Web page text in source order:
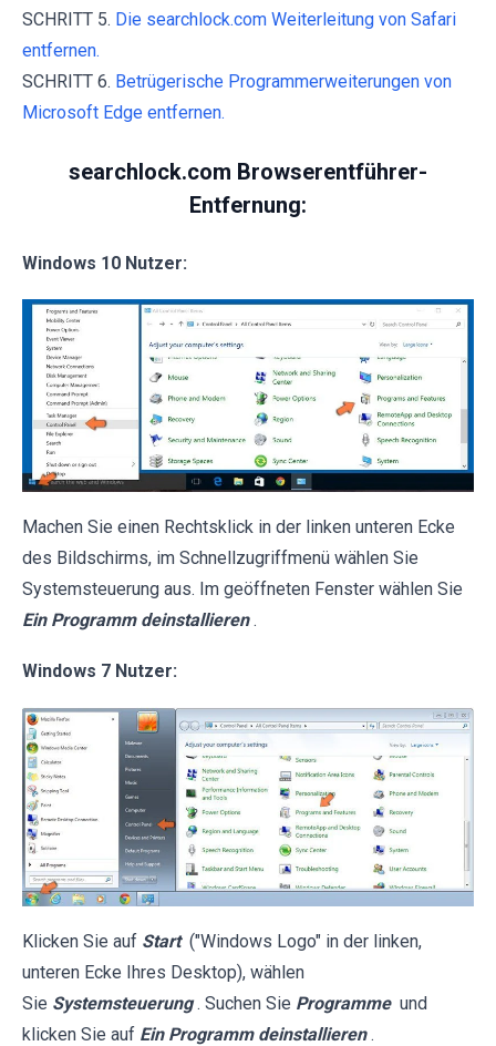
SCHRITT 5. Die searchlock.com Weiterleitung von Safari
entfernen.
SCHRITT 6. Betrügerische Programmerweiterungen von
Microsoft Edge entfernen.
searchlock.com Browserentführer-
Entfernung:
Windows 10 Nutzer:
Machen Sie einen Rechtsklick in der linken unteren Ecke
des Bildschirms, im Schnellzugriffmenü wählen Sie
Systemsteuerung aus. Im geöffneten Fenster wählen Sie
Ein Programm deinstallieren .
Windows 7 Nutzer:
Klicken Sie auf Start ("Windows Logo" in der linken,
unteren Ecke Ihres Desktop), wählen
Sie Systemsteuerung . Suchen Sie Programme und
klicken Sie auf Ein Programm deinstallieren .